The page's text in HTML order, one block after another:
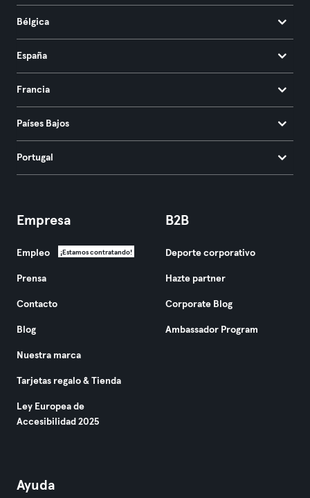
Bélgica
España
Francia
Países Bajos
Portugal
Empresa
Empleo ¡Estamos contratando!
Prensa
Contacto
Blog
Nuestra marca
Tarjetas regalo & Tienda
Ley Europea de
Accesibilidad 2025
B2B
Deporte corporativo
Hazte partner
Corporate Blog
Ambassador Program
Ayuda